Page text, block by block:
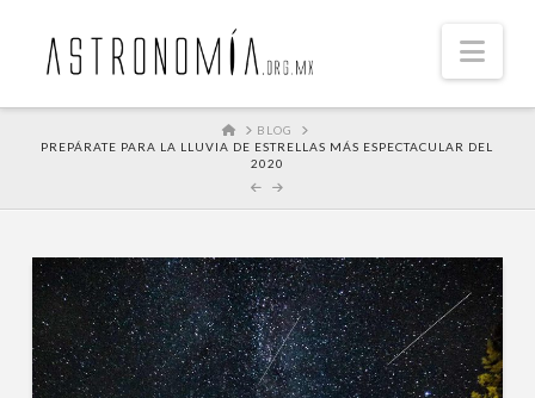
HOME
BLOG
PREPÁRATE PARA LA LLUVIA DE ESTRELLAS MÁS ESPECTACULAR DEL
2020